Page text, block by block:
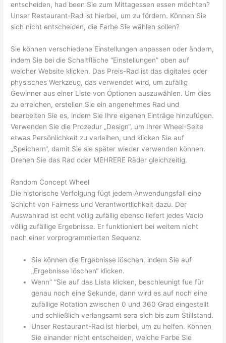
entscheiden, had been Sie zum Mittagessen essen möchten?
Unser Restaurant-Rad ist hierbei, um zu fördern. Können Sie
sich nicht entscheiden, die Farbe Sie wählen sollen?
Sie können verschiedene Einstellungen anpassen oder ändern,
indem Sie bei die Schaltfläche “Einstellungen” oben auf
welcher Website klicken. Das Preis-Rad ist das digitales oder
physisches Werkzeug, das verwendet wird, um zufällig
Gewinner aus einer Liste von Optionen auszuwählen. Um dies
zu erreichen, erstellen Sie ein angenehmes Rad und
bearbeiten Sie es, indem Sie Ihre eigenen Einträge hinzufügen.
Verwenden Sie die Prozedur „Design“, um Ihrer Wheel-Seite
etwas Persönlichkeit zu verleihen, und klicken Sie auf
„Speichern“, damit Sie sie später wieder verwenden können.
Drehen Sie das Rad oder MEHRERE Räder gleichzeitig.
Random Concept Wheel
Die historische Verfolgung fügt jedem Anwendungsfall eine
Schicht von Fairness und Verantwortlichkeit dazu. Der
Auswahlrad ist echt völlig zufällig ebenso liefert jedes Vacio
völlig zufällige Ergebnisse. Er funktioniert bei weitem nicht
nach einer vorprogrammierten Sequenz.
Sie können die Ergebnisse löschen, indem Sie auf
„Ergebnisse löschen“ klicken.
Wenn” “Sie auf das Lista klicken, beschleunigt fue für
genau noch eine Sekunde, dann wird es auf noch eine
zufällige Rotation zwischen 0 und 360 Grad eingestellt
und schließlich verlangsamt sera sich bis zum Stillstand.
Unser Restaurant-Rad ist hierbei, um zu helfen. Können
Sie einander nicht entscheiden, welche Farbe Sie